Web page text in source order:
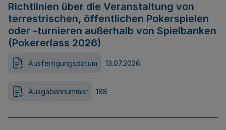
Richtlinien über die Veranstaltung von
terrestrischen, öffentlichen Pokerspielen
oder -turnieren außerhalb von Spielbanken
(Pokererlass 2026)
Ausfertigungsdatum 13.07.2026
Ausgabennummer 188